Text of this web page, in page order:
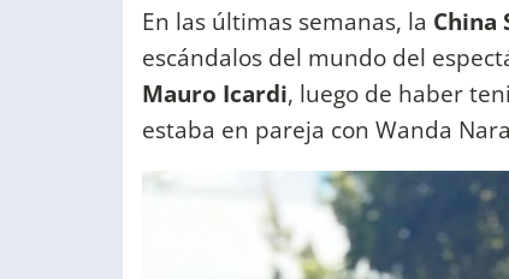
En las últimas semanas, la China
escándalos del mundo del
Mauro Icardi, luego de haber
estaba en pareja con Wanda